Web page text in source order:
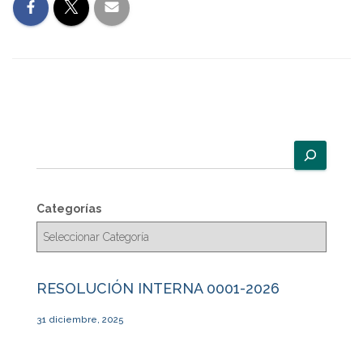
u
c
a
Categorías
RESOLUCIÓN INTERNA 0001-2026
31 diciembre, 2025